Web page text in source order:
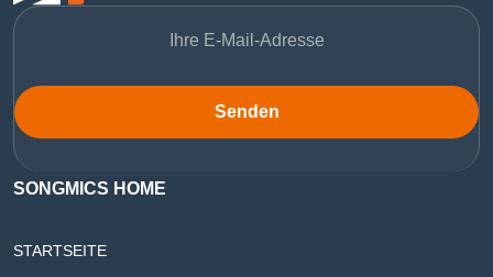
Senden
SONGMICS HOME
STARTSEITE